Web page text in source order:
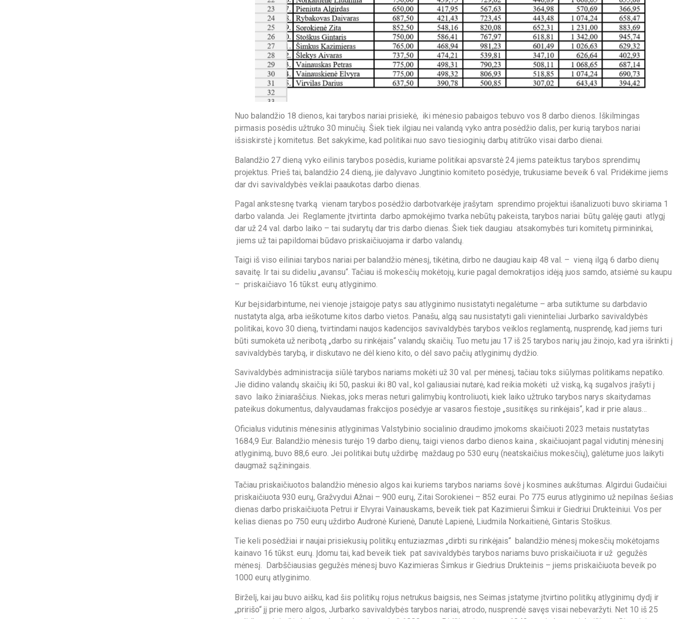
Nuo balandžio 18 dienos, kai tarybos nariai prisiekė, iki mėnesio pabaigos tebuvo vos 8 darbo dienos. Iškilmingas
pirmasis posėdis užtruko 30 minučių. Šiek tiek ilgiau nei valandą vyko antra posėdžio dalis, per kurią tarybos nariai
išsiskirstė į komitetus. Bet sakykime, kad politikai nuo savo tiesioginių darbų atitrūko visai darbo dienai.
Balandžio 27 dieną vyko eilinis tarybos posėdis, kuriame politikai apsvarstė 24 jiems pateiktus tarybos sprendimų
projektus. Prieš tai, balandžio 24 dieną, jie dalyvavo Jungtinio komiteto posėdyje, trukusiame beveik 6 val. Pridėkime jiems
dar dvi savivaldybės veiklai paaukotas darbo dienas.
Pagal ankstesnę tvarką vienam tarybos posėdžio darbotvarkėje įrašytam sprendimo projektui išanalizuoti buvo skiriama 1
darbo valanda. Jei Reglamente įtvirtinta darbo apmokėjimo tvarka nebūtų pakeista, tarybos nariai būtų galėję gauti atlygį
dar už 24 val. darbo laiko – tai sudarytų dar tris darbo dienas. Šiek tiek daugiau atsakomybės turi komitetų pirmininkai,
jiems už tai papildomai būdavo priskaičiuojama ir darbo valandų.
Taigi iš viso eiliniai tarybos nariai per balandžio mėnesį, tikėtina, dirbo ne daugiau kaip 48 val. – vieną ilgą 6 darbo dienų
savaitę. Ir tai su dideliu „avansu“. Tačiau iš mokesčių mokėtojų, kurie pagal demokratijos idėją juos samdo, atsiėmė su kaupu
– priskaičiavo 16 tūkst. eurų atlyginimo.
Kur beįsidarbintume, nei vienoje įstaigoje patys sau atlyginimo nusistatyti negalėtume – arba sutiktume su darbdavio
nustatyta alga, arba ieškotume kitos darbo vietos. Panašu, algą sau nusistatyti gali vieninteliai Jurbarko savivaldybės
politikai, kovo 30 dieną, tvirtindami naujos kadencijos savivaldybės tarybos veiklos reglamentą, nusprendę, kad jiems turi
būti sumokėta už neribotą „darbo su rinkėjais“ valandų skaičių. Tuo metu jau 17 iš 25 tarybos narių jau žinojo, kad yra išrinkti į
savivaldybės tarybą, ir diskutavo ne dėl kieno kito, o dėl savo pačių atlyginimų dydžio.
Savivaldybės administracija siūlė tarybos nariams mokėti už 30 val. per mėnesį, tačiau toks siūlymas politikams nepatiko.
Jie didino valandų skaičių iki 50, paskui iki 80 val., kol galiausiai nutarė, kad reikia mokėti už viską, ką sugalvos įrašyti į
savo laiko žiniaraščius. Niekas, joks meras neturi galimybių kontroliuoti, kiek laiko užtruko tarybos narys skaitydamas
pateikus dokumentus, dalyvaudamas frakcijos posėdyje ar vasaros fiestoje „susitikęs su rinkėjais“, kad ir prie alaus…
Oficialus vidutinis mėnesinis atlyginimas Valstybinio socialinio draudimo įmokoms skaičiuoti 2023 metais nustatytas
1684,9 Eur. Balandžio mėnesis turėjo 19 darbo dienų, taigi vienos darbo dienos kaina , skaičiuojant pagal vidutinį mėnesinį
atlyginimą, buvo 88,6 euro. Jei politikai butų uždirbę maždaug po 530 eurų (neatskaičius mokesčių), galėtume juos laikyti
daugmaž sąžiningais.
Tačiau priskaičiuotos balandžio mėnesio algos kai kuriems tarybos nariams šovė į kosmines aukštumas. Algirdui Gudaičiui
priskaičiuota 930 eurų, Gražvydui Ažnai – 900 eurų, Zitai Sorokienei – 852 eurai. Po 775 eurus atlyginimo už nepilnas šešias
dienas darbo priskaičiuota Petrui ir Elvyrai Vainauskams, beveik tiek pat Kazimierui Šimkui ir Giedriui Drukteiniui. Vos per
kelias dienas po 750 eurų uždirbo Audronė Kurienė, Danutė Lapienė, Liudmila Norkaitienė, Gintaris Stoškus.
Tie keli posėdžiai ir naujai prisiekusių politikų entuziazmas „dirbti su rinkėjais“ balandžio mėnesį mokesčių mokėtojams
kainavo 16 tūkst. eurų. Įdomu tai, kad beveik tiek pat savivaldybės tarybos nariams buvo priskaičiuota ir už gegužės
mėnesį. Darbščiausias gegužės mėnesį buvo Kazimieras Šimkus ir Giedrius Drukteinis – jiems priskaičiuota beveik po
1000 eurų atlyginimo.
Birželį, kai jau buvo aišku, kad šis politikų rojus netrukus baigsis, nes Seimas įstatyme įtvirtino politikų atlyginimų dydį ir
„pririšo“ jį prie mero algos, Jurbarko savivaldybės tarybos nariai, atrodo, nusprendė savęs visai nebevaržyti. Net 10 iš 25